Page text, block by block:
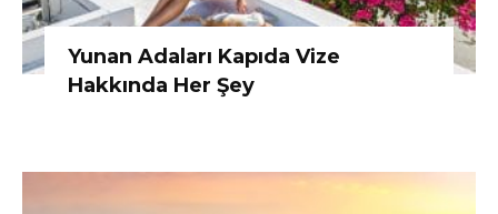
Yunan Adaları Kapıda Vize
Hakkında Her Şey